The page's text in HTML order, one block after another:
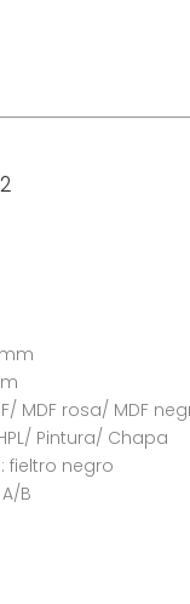
MDF rosa/ MDF
Pintura/ Chapa
fieltro negro
B